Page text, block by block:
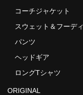
コーチジャケット
スウェット＆フーディ
パンツ
ヘッドギア
ロングTシャツ
ORIGINAL